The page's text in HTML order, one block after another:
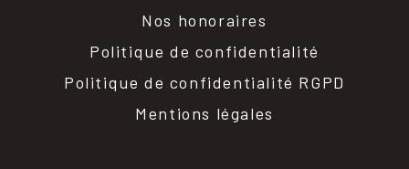
Nos honoraires
Politique de confidentialité
Politique de confidentialité RGPD
Mentions légales